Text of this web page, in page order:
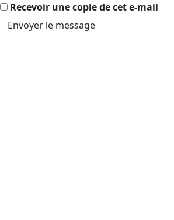
Recevoir une copie de cet e-mail
Envoyer le message